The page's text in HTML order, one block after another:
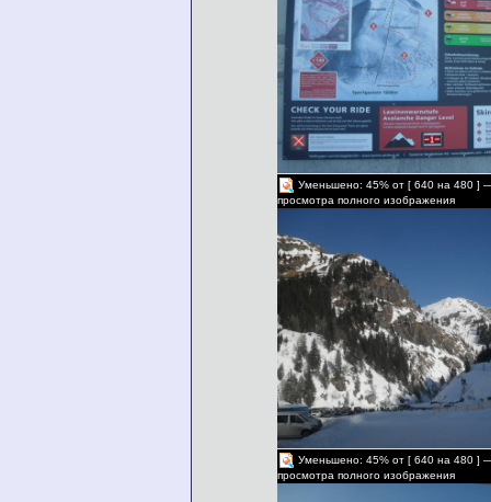
Уменьшено: 45% от [ 640 на 480 ]
просмотра полного изображения
Уменьшено: 45% от [ 640 на 480 ]
просмотра полного изображения